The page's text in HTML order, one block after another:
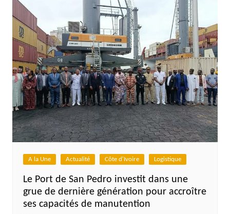
A la Une Actualité Côte d'Ivoire Logistique
Le Port de San Pedro investit dans une
grue de dernière génération pour accroître
ses capacités de manutention